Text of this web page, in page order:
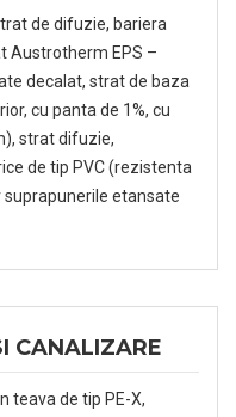
de difuzie, bariera
Austrotherm EPS –
decalat, strat de baza
cu panta de 1%, cu
strat difuzie,
de tip PVC (rezistenta
suprapunerile etansate
CANALIZARE
teava de tip PE-X,